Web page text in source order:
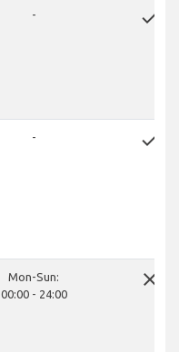
- done
- done
Mon-Sun:
00:00 - 24:00
close